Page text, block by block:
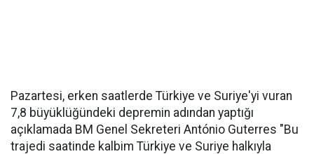
Pazartesi, erken saatlerde Türkiye ve Suriye'yi vuran
7,8 büyüklüğündeki depremin adından yaptığı
açıklamada BM Genel Sekreteri António Guterres "Bu
trajedi saatinde kalbim Türkiye ve Suriye halkıyla